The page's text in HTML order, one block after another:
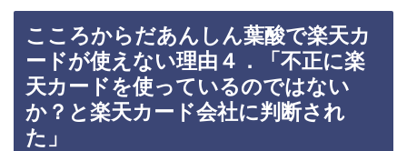
こころからだあんしん葉酸で楽天カ
ードが使えない理由４．「不正に楽
天カードを使っているのではない
か？と楽天カード会社に判断され
た」